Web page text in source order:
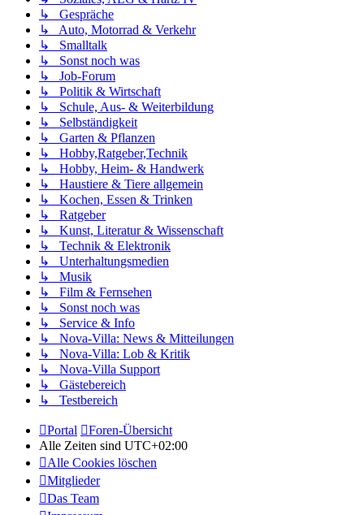
↳ Gespräche
↳ Auto, Motorrad & Verkehr
↳ Smalltalk
↳ Sonst noch was
↳ Job-Forum
↳ Politik & Wirtschaft
↳ Schule, Aus- & Weiterbildung
↳ Selbständigkeit
↳ Garten & Pflanzen
↳ Hobby,Ratgeber,Technik
↳ Hobby, Heim- & Handwerk
↳ Haustiere & Tiere allgemein
↳ Kochen, Essen & Trinken
↳ Ratgeber
↳ Kunst, Literatur & Wissenschaft
↳ Technik & Elektronik
↳ Unterhaltungsmedien
↳ Musik
↳ Film & Fernsehen
↳ Sonst noch was
↳ Service & Info
↳ Nova-Villa: News & Mitteilungen
↳ Nova-Villa: Lob & Kritik
↳ Nova-Villa Support
↳ Gästebereich
↳ Testbereich
Portal
Foren-Übersicht
Alle Zeiten sind UTC+02:00
Alle Cookies löschen
Mitglieder
Das Team